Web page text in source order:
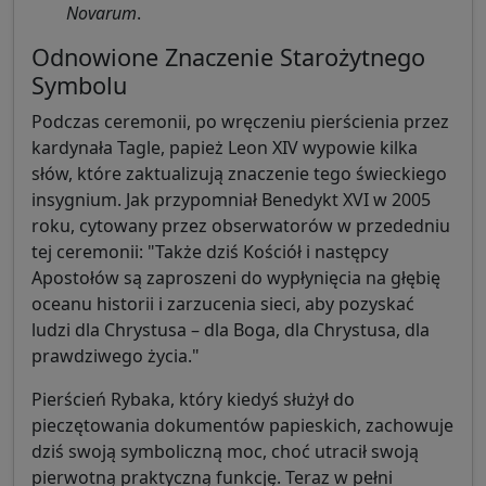
Novarum.
Odnowione Znaczenie Starożytnego
Symbolu
Podczas ceremonii, po wręczeniu pierścienia przez
kardynała Tagle, papież Leon XIV wypowie kilka
słów, które zaktualizują znaczenie tego świeckiego
insygnium. Jak przypomniał Benedykt XVI w 2005
roku, cytowany przez obserwatorów w przededniu
tej ceremonii: "Także dziś Kościół i następcy
Apostołów są zaproszeni do wypłynięcia na głębię
oceanu historii i zarzucenia sieci, aby pozyskać
ludzi dla Chrystusa – dla Boga, dla Chrystusa, dla
prawdziwego życia."
Pierścień Rybaka, który kiedyś służył do
pieczętowania dokumentów papieskich, zachowuje
dziś swoją symboliczną moc, choć utracił swoją
pierwotną praktyczną funkcję. Teraz w pełni